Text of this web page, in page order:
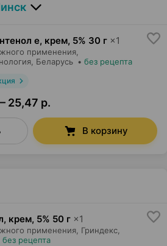
е, крем, 5% 30 г ×1
применения,
, Беларусь • без рецепта
25,47 р.
В корзину
крем, 5% 50 г ×1
применения, Гриндекс,
без рецепта